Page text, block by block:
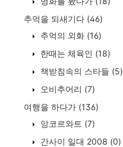
추억을 되새기다 (46)
추억의 외화 (16)
한때는 체육인 (18)
책받침속의 스타들 (5)
오비추어리 (7)
여행을 하다가 (136)
앙코르와트 (7)
간사이 일대 2008 (0)